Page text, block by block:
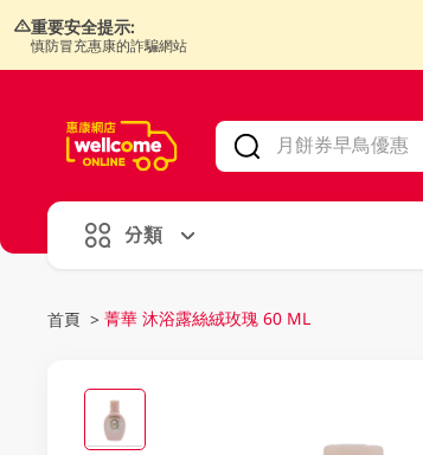
重要安全提示:
慎防冒充惠康的詐騙網站
分類
首頁 > 菁華 沐浴露絲絨玫瑰 60 ML